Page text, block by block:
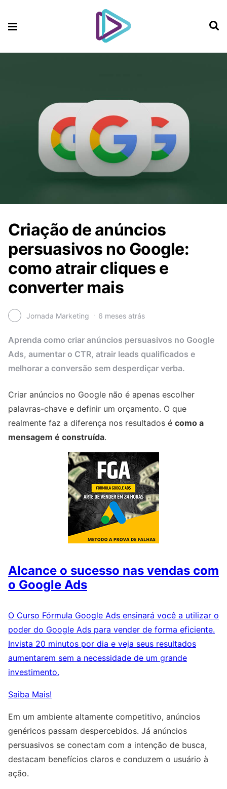
Criação de anúncios
persuasivos no Google:
como atrair cliques e
converter mais
Jornada Marketing 6 meses atrás
Aprenda como criar anúncios persuasivos no Google
Ads, aumentar o CTR, atrair leads qualificados e
melhorar a conversão sem desperdiçar verba.
Criar anúncios no Google não é apenas escolher
palavras-chave e definir um orçamento. O que
realmente faz a diferença nos resultados é como a
mensagem é construída.
Alcance o sucesso nas vendas com
o Google Ads
O Curso Fórmula Google Ads ensinará você a utilizar o
poder do Google Ads para vender de forma eficiente.
Invista 20 minutos por dia e veja seus resultados
aumentarem sem a necessidade de um grande
investimento.
Saiba Mais!
Em um ambiente altamente competitivo, anúncios
genéricos passam despercebidos. Já anúncios
persuasivos se conectam com a intenção de busca,
destacam benefícios claros e conduzem o usuário à
ação.